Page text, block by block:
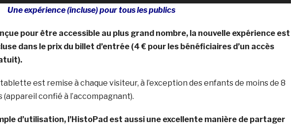
Une expérience (incluse) pour tous les publics
pour être accessible au plus grand nombre, la nouvelle expérience est
dans le prix du billet d’entrée (4 € pour les bénéficiaires d’un accès
est remise à chaque visiteur, à l’exception des enfants de moins de 8
(appareil confié à l’accompagnant).
d’utilisation, l’HistoPad est aussi une excellente manière de partager